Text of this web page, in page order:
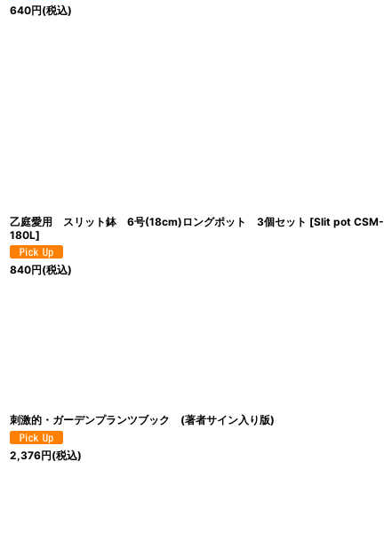
640円(税込)
乙庭愛用 スリット鉢 6号(18cm)ロングポット 3個セット [Slit pot CSM-
180L]
840円(税込)
刺激的・ガーデンプランツブック (著者サイン入り版)
2,376円(税込)